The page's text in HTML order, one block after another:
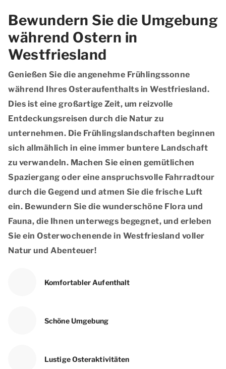
Bewundern Sie die Umgebung
während Ostern in
Westfriesland
Genießen Sie die angenehme Frühlingssonne
während Ihres Osteraufenthalts in Westfriesland.
Dies ist eine großartige Zeit, um reizvolle
Entdeckungsreisen durch die Natur zu
unternehmen. Die Frühlingslandschaften beginnen
sich allmählich in eine immer buntere Landschaft
zu verwandeln. Machen Sie einen gemütlichen
Spaziergang oder eine anspruchsvolle Fahrradtour
durch die Gegend und atmen Sie die frische Luft
ein. Bewundern Sie die wunderschöne Flora und
Fauna, die Ihnen unterwegs begegnet, und erleben
Sie ein Osterwochenende in Westfriesland voller
Natur und Abenteuer!
Komfortabler Aufenthalt
Schöne Umgebung
Lustige Osteraktivitäten